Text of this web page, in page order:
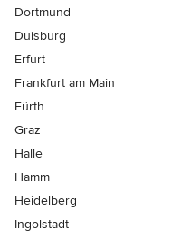
Dortmund
Duisburg
Erfurt
Frankfurt am Main
Fürth
Graz
Halle
Hamm
Heidelberg
Ingolstadt